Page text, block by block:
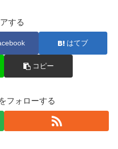
する
はてブ
コピー
フォローする